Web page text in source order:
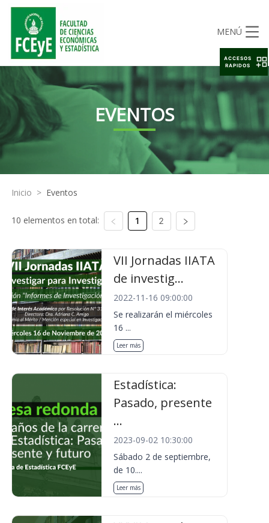
MENÚ
EVENTOS
Inicio > Eventos
10 elementos en total: 1 2
VII Jornadas IIATA
de investig...
2022-11-16 09:00:00
Se realizarán el miércoles
16 ...
Leer más
Estadística:
Pasado, presente
...
2023-09-02 10:30:00
Sábado 2 de septiembre,
de 10....
Leer más
ACCESOS
RAPIDOS